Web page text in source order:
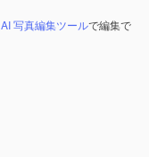
AI 写真編集ツールで編集で